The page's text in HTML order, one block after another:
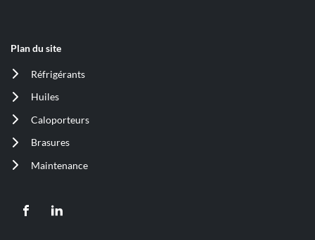
Plan du site
Réfrigérants
(ouvre
dans
nouvelle
Huiles
(ouvre
dans
nouvelle
Caloporteurs
(ouvre
dans
nouvelle
Brasures
(ouvre
dans
Maintenance
(ouvre
nouvelle
Aller
Aller